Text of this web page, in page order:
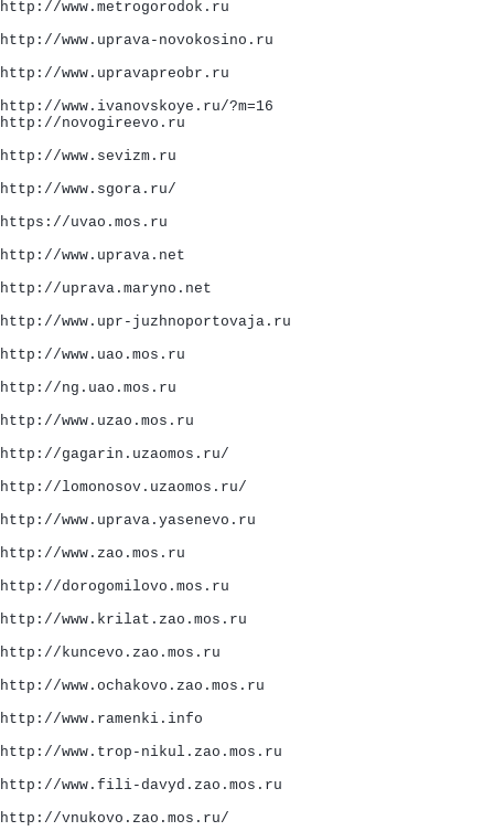
http://www.metrogorodok.ru
http://www.uprava-novokosino.ru
http://www.upravapreobr.ru
http://www.ivanovskoye.ru/?m=16
http://novogireevo.ru
http://www.sevizm.ru
http://www.sgora.ru/
https://uvao.mos.ru
http://www.uprava.net
http://uprava.maryno.net
http://www.upr-juzhnoportovaja.ru
http://www.uao.mos.ru
http://ng.uao.mos.ru
http://www.uzao.mos.ru
http://gagarin.uzaomos.ru/
http://lomonosov.uzaomos.ru/
http://www.uprava.yasenevo.ru
http://www.zao.mos.ru
http://dorogomilovo.mos.ru
http://www.krilat.zao.mos.ru
http://kuncevo.zao.mos.ru
http://www.ochakovo.zao.mos.ru
http://www.ramenki.info
http://www.trop-nikul.zao.mos.ru
http://www.fili-davyd.zao.mos.ru
http://vnukovo.zao.mos.ru/